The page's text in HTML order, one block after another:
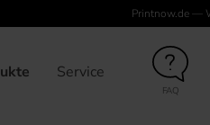
Printnow.de —
Service
FAQ
klebegebunden, 21,0 x 28,0,